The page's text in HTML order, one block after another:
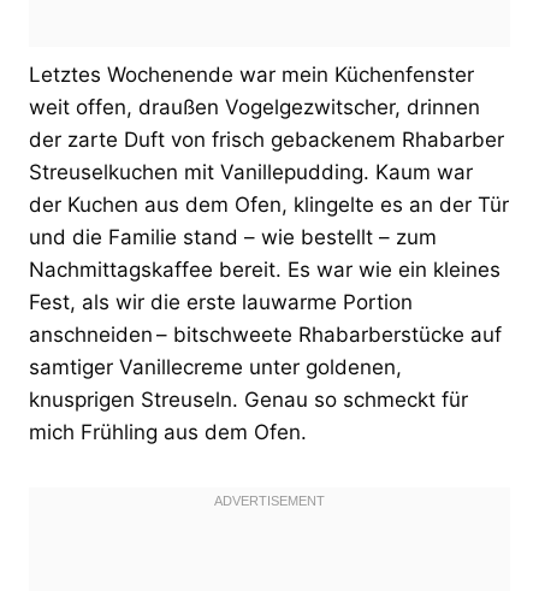
Letztes Wochenende war mein Küchenfenster
weit offen, draußen Vogelgezwitscher, drinnen
der zarte Duft von frisch gebackenem Rhabarber
Streuselkuchen mit Vanillepudding. Kaum war
der Kuchen aus dem Ofen, klingelte es an der Tür
und die Familie stand – wie bestellt – zum
Nachmittagskaffee bereit. Es war wie ein kleines
Fest, als wir die erste lauwarme Portion
anschneiden – bitschweete Rhabarberstücke auf
samtiger Vanillecreme unter goldenen,
knusprigen Streuseln. Genau so schmeckt für
mich Frühling aus dem Ofen.